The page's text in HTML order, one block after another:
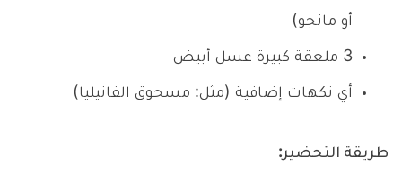
أو مانجو)
3 ملعقة كبيرة عسل أبيض
أي نكهات إضافية (مثل: مسحوق الفانيليا)
طريقة التحضير: